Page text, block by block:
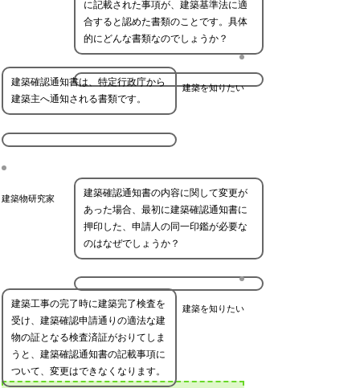
に記載された事項が、建築基準法に適
合すると認めた書類のことです。具体
的にどんな書類なのでしょうか？
建築を知りたい
建築確認通知書は、特定行政庁から
建築主へ通知される書類です。
建築物研究家
建築確認通知書の内容に関して変更が
あった場合、最初に建築確認通知書に
押印した、申請人の同一印鑑が必要な
のはなぜでしょうか？
建築を知りたい
建築工事の完了時に建築完了検査を
受け、建築確認申請通りの適法な建
物の証となる検査済証がおりてしま
うと、建築確認通知書の記載事項に
ついて、変更はできなくなります。